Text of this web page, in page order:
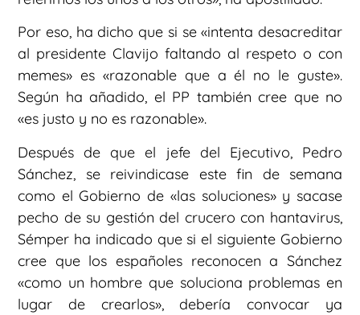
Por eso, ha dicho que si se «intenta desacreditar
al presidente Clavijo faltando al respeto o con
memes» es «razonable que a él no le guste».
Según ha añadido, el PP también cree que no
«es justo y no es razonable».
Después de que el jefe del Ejecutivo, Pedro
Sánchez, se reivindicase este fin de semana
como el Gobierno de «las soluciones» y sacase
pecho de su gestión del crucero con hantavirus,
Sémper ha indicado que si el siguiente Gobierno
cree que los españoles reconocen a Sánchez
«como un hombre que soluciona problemas en
lugar de crearlos», debería convocar ya